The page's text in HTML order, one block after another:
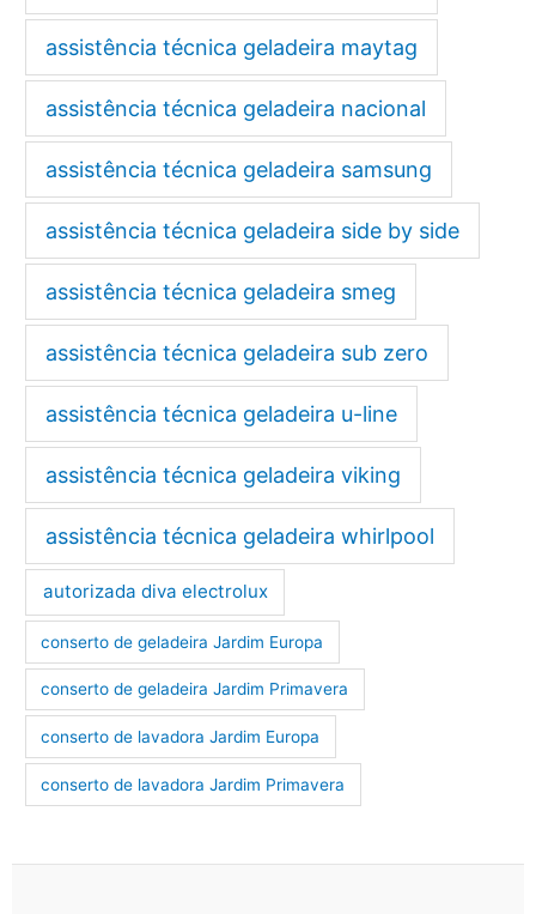
assistência técnica geladeira maytag
assistência técnica geladeira nacional
assistência técnica geladeira samsung
assistência técnica geladeira side by side
assistência técnica geladeira smeg
assistência técnica geladeira sub zero
assistência técnica geladeira u-line
assistência técnica geladeira viking
assistência técnica geladeira whirlpool
autorizada diva electrolux
conserto de geladeira Jardim Europa
conserto de geladeira Jardim Primavera
conserto de lavadora Jardim Europa
conserto de lavadora Jardim Primavera